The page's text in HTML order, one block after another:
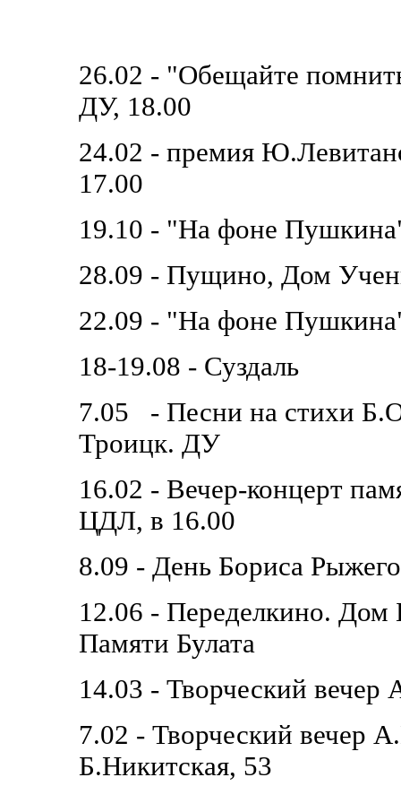
26.02 - "Обещайте
ДУ, 18.00
24.02 - премия
17.00
19.10 - "На фоне
28.09 - Пущино, Дом
22.09 - "На фоне
18-19.08 - Суздаль
7.05 - Песни на стихи
Троицк. ДУ
16.02 - Вечер-концерт
ЦДЛ, в 16.00
8.09 - День Бориса
12.06 - Переделкино.
Памяти Булата
14.03 - Творческий
7.02 - Творческий вечер
Б.Никитская, 53